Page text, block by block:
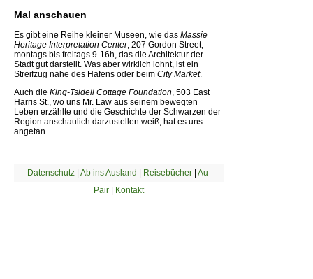
Mal anschauen
Es gibt eine Reihe kleiner Museen, wie das Massie
Heritage Interpretation Center, 207 Gordon Street,
montags bis freitags 9-16h, das die Architektur der
Stadt gut darstellt. Was aber wirklich lohnt, ist ein
Streifzug nahe des Hafens oder beim City Market.
Auch die King-Tsidell Cottage Foundation , 503 East
Harris St., wo uns Mr. Law aus seinem bewegten
Leben erzählte und die Geschichte der Schwarzen der
Region anschaulich darzustellen weiß, hat es uns
angetan.
Datenschutz| Ab ins Ausland | Reisebücher| Au-
Pair | Kontakt